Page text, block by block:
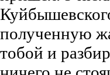
полученную
тобой и